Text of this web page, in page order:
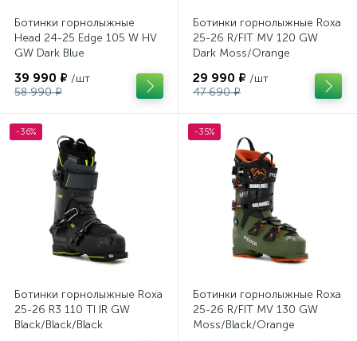
Ботинки горнолыжные
Head 24-25 Edge 105 W HV
GW Dark Blue
39 990 ₽ /шт
58 990 ₽
Ботинки горнолыжные Roxa
25-26 R/FIT MV 120 GW
Dark Moss/Orange
29 990 ₽ /шт
47 690 ₽
-36%
Ботинки горнолыжные Roxa
25-26 R3 110 TI IR GW
Black/Black/Black
-35%
Ботинки горнолыжные Roxa
25-26 R/FIT MV 130 GW
Moss/Black/Orange